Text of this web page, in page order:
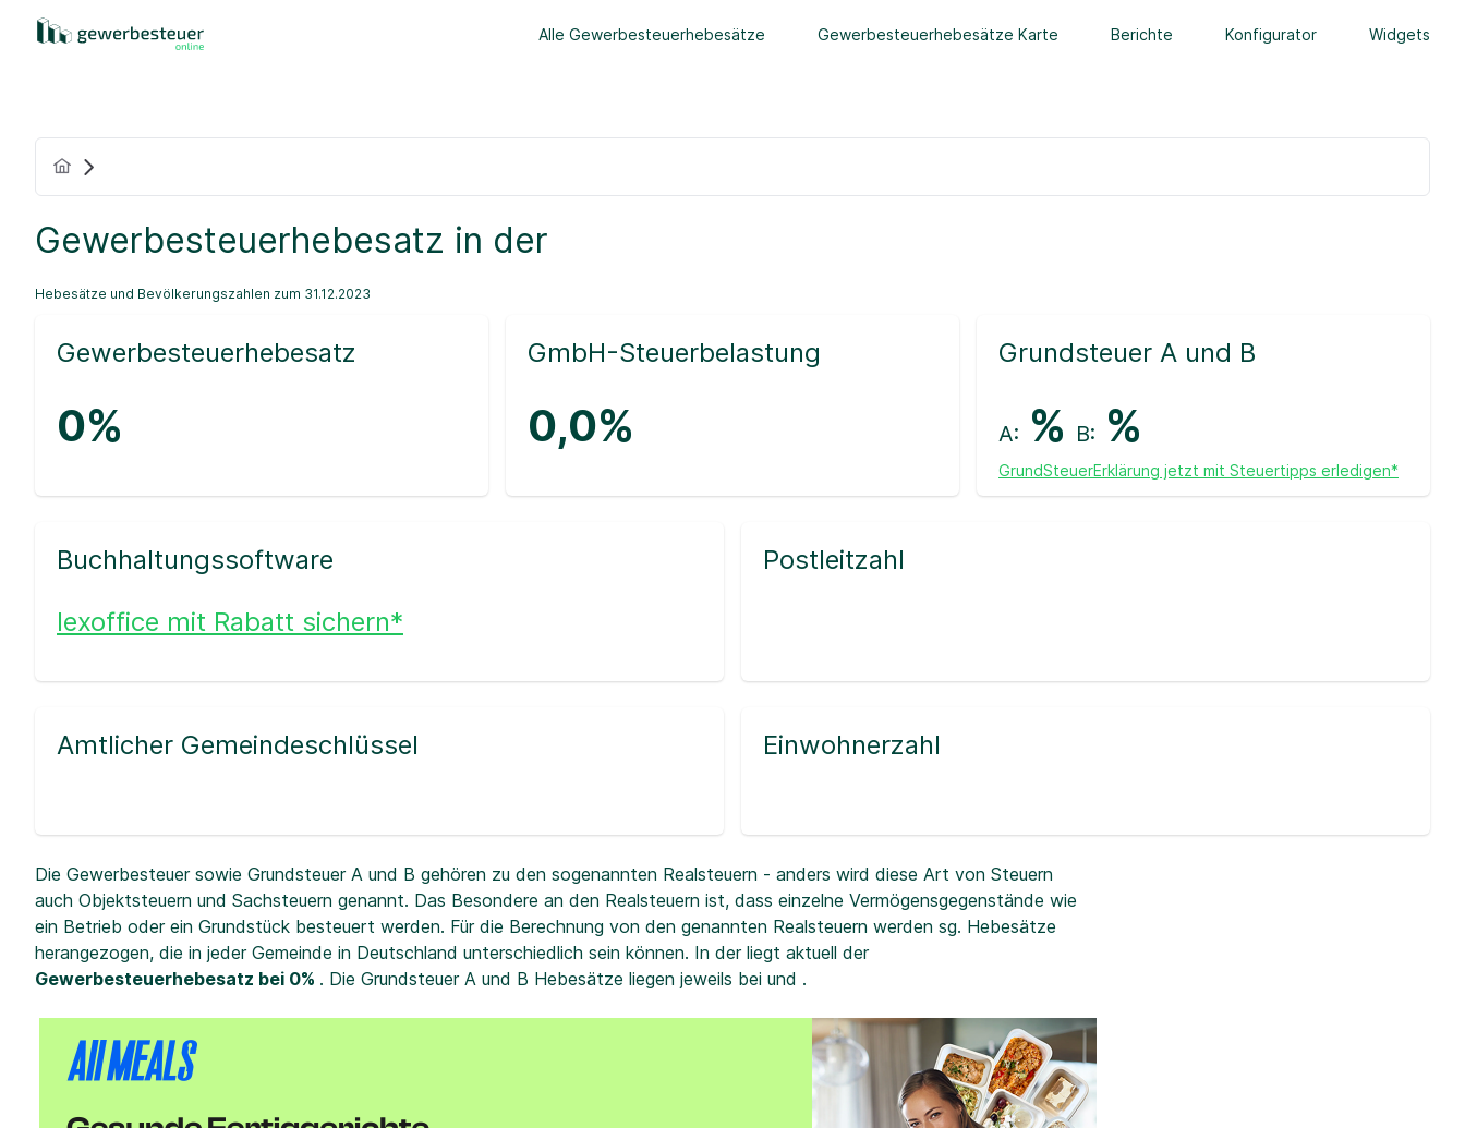
Alle Gewerbesteuerhebesätze Gewerbesteuerhebesätze Karte Berichte Konfigurator Widgets
Gewerbesteuerhebesatz in der
Hebesätze und Bevölkerungszahlen zum 31.12.2023
Gewerbesteuerhebesatz
0%
GmbH-Steuerbelastung
0,0%
Grundsteuer A und B
A: % B: %
GrundSteuerErklärung jetzt mit Steuertipps erledigen*
Buchhaltungssoftware
lexoffice mit Rabatt sichern*
Postleitzahl
Amtlicher Gemeindeschlüssel Einwohnerzahl
Die Gewerbesteuer sowie Grundsteuer A und B gehören zu den sogenannten Realsteuern - anders wird diese Art von Steuern
auch Objektsteuern und Sachsteuern genannt. Das Besondere an den Realsteuern ist, dass einzelne Vermögensgegenstände wie
ein Betrieb oder ein Grundstück besteuert werden. Für die Berechnung von den genannten Realsteuern werden sg. Hebesätze
herangezogen, die in jeder Gemeinde in Deutschland unterschiedlich sein können. In der liegt aktuell der
Gewerbesteuerhebesatz bei 0% . Die Grundsteuer A und B Hebesätze liegen jeweils bei und .